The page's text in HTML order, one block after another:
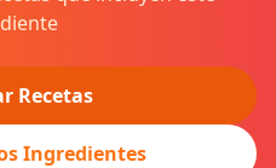
Recetas
Ingredientes